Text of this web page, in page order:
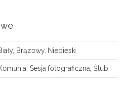
Brązowy, Niebieski
Sesja fotograficzna, Ślub